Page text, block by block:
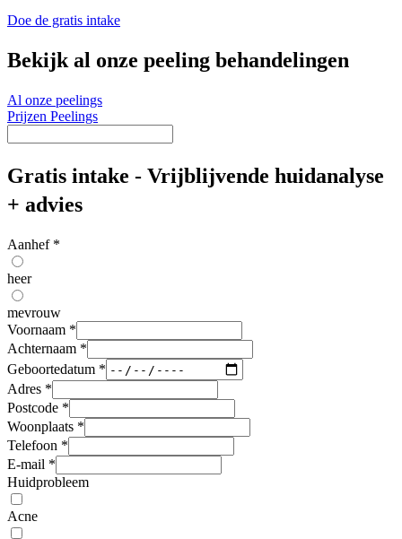
Doe de gratis intake
Bekijk al onze peeling behandelingen
Al onze peelings
Prijzen Peelings
Gratis intake - Vrijblijvende huidanalyse
+ advies
Aanhef *
heer
mevrouw
Voornaam *
Achternaam *
Geboortedatum *
Adres *
Postcode *
Woonplaats *
Telefoon *
E-mail *
Huidprobleem
Acne